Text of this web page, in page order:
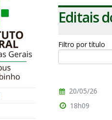
Editais
Filtro por título
20/05/26
18h09